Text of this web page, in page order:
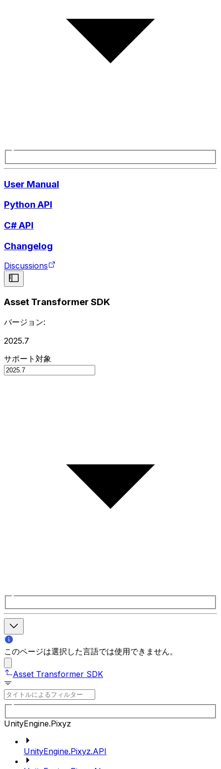
User Manual
Python API
C# API
Changelog
Discussions
Asset Transformer SDK
バージョン:
2025.7
サポート対象
このページは選択した言語では使用できません。
Asset Transformer SDK
UnityEngine.Pixyz
UnityEngine.Pixyz.API